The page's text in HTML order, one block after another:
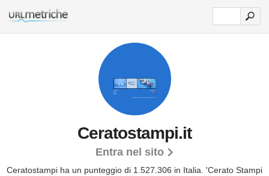
Ceratostampi.it
Entra nel sito
Ceratostampi ha un punteggio di 1.527.306 in Italia. 'Cerato Stampi